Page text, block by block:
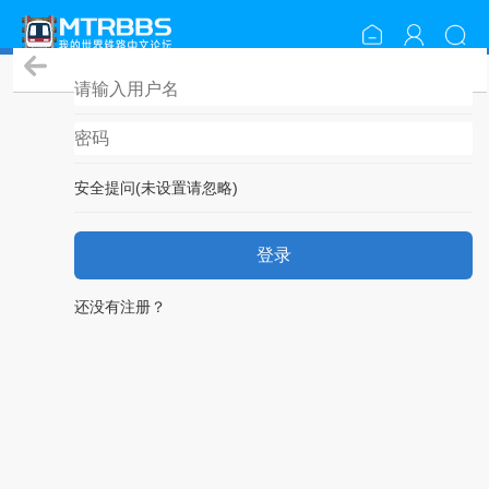
安全提问(未设置请忽略)
登录
还没有注册？